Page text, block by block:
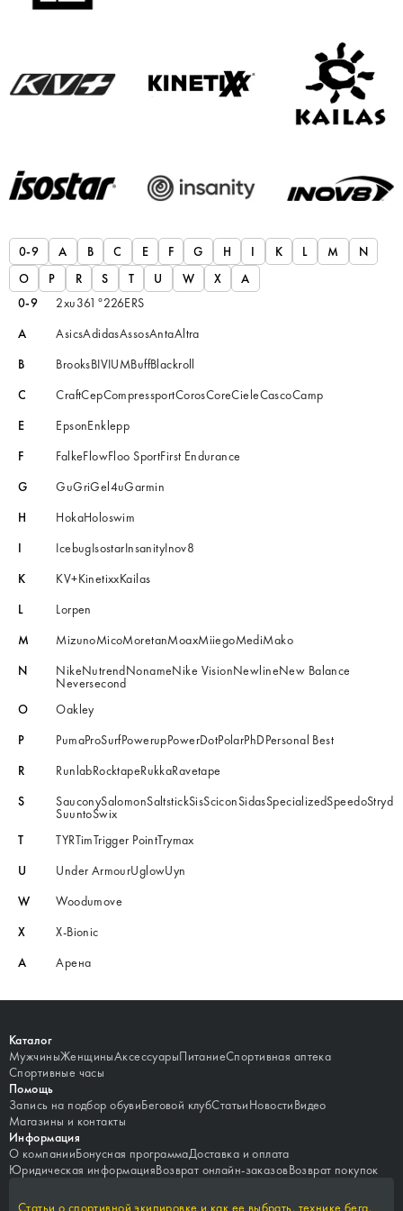
0-9 A B C E F G H I K L M
N
O
P R S T U W X
А
0-9
2xu361°226ERS
A
AsicsAdidasAssosAntaAltra
B
BrooksBIVIUMBuffBlackroll
C
CraftCepCompressportCorosCoreCieleCascoCamp
E
EpsonEnklepp
F
FalkeFlowFloo SportFirst Endurance
G
GuGriGel4uGarmin
H
HokaHoloswim
I
IcebugIsostarInsanityInov8
K
KV+KinetixxKailas
L
Lorpen
M
MizunoMicoMoretanMoaxMiiegoMediMako
N
NikeNutrendNonameNike VisionNewlineNew Balance
Neversecond
O
Oakley
P
PumaProSurfPowerupPowerDotPolarPhDPersonal Best
R
RunlabRocktapeRukkaRavetape
S
SauconySalomonSaltstickSisSciconSidasSpecializedSpeedoStryd
SuuntoSwix
T
TYRTimTrigger PointTrymax
U
Under ArmourUglowUyn
W
Woodumove
X
X-Bionic
А
Арена
Каталог
МужчиныЖенщиныАксессуарыПитаниеСпортивная аптека
Спортивные часы
Помощь
Запись на подбор обувиБеговой клубСтатьиНовостиВидео
Магазины и контакты
Информация
О компанииБонусная программаДоставка и оплата
Юридическая информацияВозврат онлайн-заказовВозврат покупок
Статьи о спортивной экипировке и как ее выбрать, технике бега,